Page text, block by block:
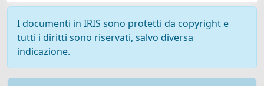
I documenti in IRIS sono protetti da copyright e
tutti i diritti sono riservati, salvo diversa
indicazione.